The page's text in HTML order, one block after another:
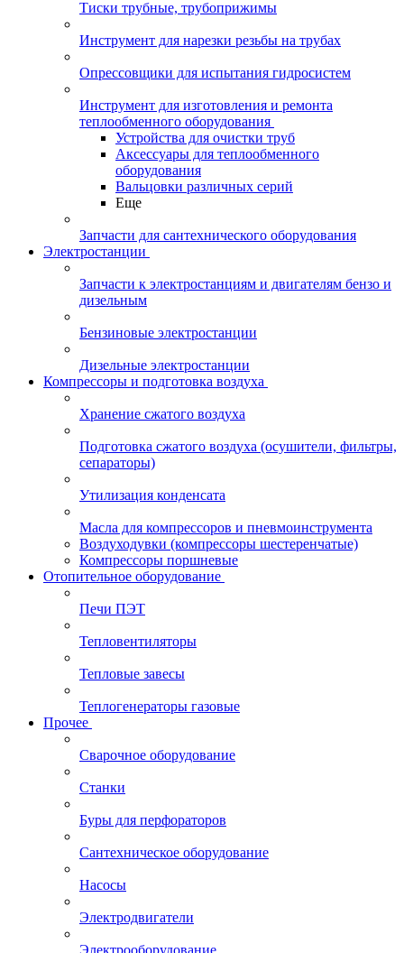
Тиски трубные, трубоприжимы
Инструмент для нарезки резьбы на трубах
Опрессовщики для испытания гидросистем
Инструмент для изготовления и ремонта
теплообменного оборудования
Устройства для очистки труб
Аксессуары для теплообменного
оборудования
Вальцовки различных серий
Еще
Запчасти для сантехнического оборудования
Электростанции
Запчасти к электростанциям и двигателям бензо и
дизельным
Бензиновые электростанции
Дизельные электростанции
Компрессоры и подготовка воздуха
Хранение сжатого воздуха
Подготовка сжатого воздуха (осушители, фильтры,
сепараторы)
Утилизация конденсата
Масла для компрессоров и пневмоинструмента
Воздуходувки (компрессоры шестеренчатые)
Компрессоры поршневые
Отопительное оборудование
Печи ПЭТ
Тепловентиляторы
Тепловые завесы
Теплогенераторы газовые
Прочее
Сварочное оборудование
Станки
Буры для перфораторов
Сантехническое оборудование
Насосы
Электродвигатели
Электрооборудование